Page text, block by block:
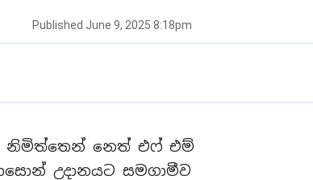
Published June 9, 2025 8:18pm
නෙත් එෆ් එම්
උදානයට සමගාමීව